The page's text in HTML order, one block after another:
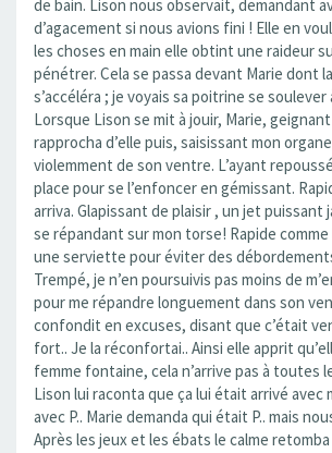
de bain. Lison nous observait, demandant
d’agacement si nous avions fini ! Elle en
les choses en main elle obtint une raideur
pénétrer. Cela se passa devant Marie dont
s’accéléra ; je voyais sa poitrine se
Lorsque Lison se mit à jouir, Marie,
rapprocha d’elle puis, saisissant mon
violemment de son ventre. L’ayant
place pour se l’enfoncer en gémissant.
arriva. Glapissant de plaisir , un jet puissant
se répandant sur mon torse! Rapide comme
une serviette pour éviter des
Trempé, je n’en poursuivis pas moins de
pour me répandre longuement dans son
confondit en excuses, disant que c’était
fort.. Je la réconfortai.. Ainsi elle apprit
femme fontaine, cela n’arrive pas à toutes
Lison lui raconta que ça lui était arrivé avec
avec P.. Marie demanda qui était P.. mais
Après les jeux et les ébats le calme